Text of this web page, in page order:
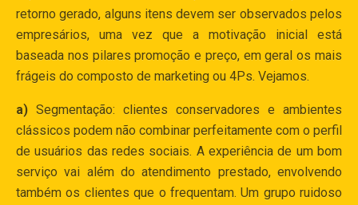
retorno gerado, alguns itens devem ser observados pelos
empresários, uma vez que a motivação inicial está
baseada nos pilares promoção e preço, em geral os mais
frágeis do composto de marketing ou 4Ps. Vejamos.
a) Segmentação: clientes conservadores e ambientes
clássicos podem não combinar perfeitamente com o perfil
de usuários das redes sociais. A experiência de um bom
serviço vai além do atendimento prestado, envolvendo
também os clientes que o frequentam. Um grupo ruidoso